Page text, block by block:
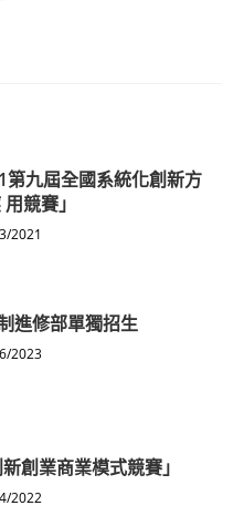
九屆全國系統化創新方
競賽」
2021
進修部單獨招生
2023
創業商業模式競賽」
2022